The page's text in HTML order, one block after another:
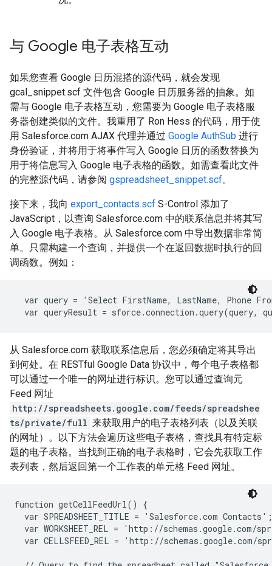
与 Google 电子表格互动
如果您查看 Google 日历混搭的源代码，就会发现
gcal_snippet.scf 文件包含 Google 日历服务器的抽象。如
需与 Google 电子表格互动，您需要为 Google 电子表格服
务器创建类似的文件。我重用了 Ron Hess 的代码，用于使
用 Salesforce.com AJAX 代理并通过 Google AuthSub 进行
身份验证，并将用于将事件写入 Google 日历的函数替换为
用于将信息写入 Google 电子表格的函数。如需查看此文件
的完整源代码，请参阅 gspreadsheet_snippet.scf。
接下来，我向 export_contacts.scf S-Control 添加了
JavaScript，以查询 Salesforce.com 中的联系信息并将其写
入 Google 电子表格。从 Salesforce.com 中导出数据非常简
单。只需构建一个查询，并提供一个在返回数据时执行的回
调函数。例如：
var query = 'Select FirstName, LastName, Phone
从 Salesforce.com 获取联系信息后，您必须确定将其导出
到何处。在 RESTful Google Data 协议中，每个电子表格都
可以通过一个唯一的网址进行标识。您可以通过查询元
Feed 网址
http://spreadsheets.google.com/feeds/spreadshee
ts/private/full 来获取用户的电子表格列表（以及关联
的网址）。以下方法会遍历这些电子表格，查找具有特定标
题的电子表格。当找到正确的电子表格时，它会先获取工作
表列表，然后返回第一个工作表的单元格 Feed 网址。
function getCellFeedUrl() {
  var SPREADSHEET_TITLE = 'Salesforce.com Contacts';
var WORKSHEET_REL = 'http://schemas.google.com/
var CELLSFEED_REL = 'http://schemas.google.com/